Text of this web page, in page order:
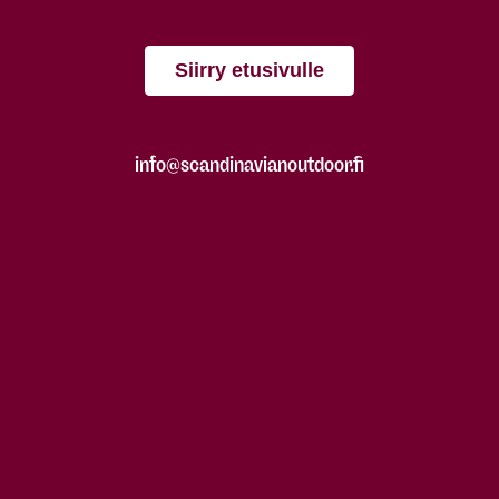
Siirry etusivulle
info@scandinavianoutdoor.fi